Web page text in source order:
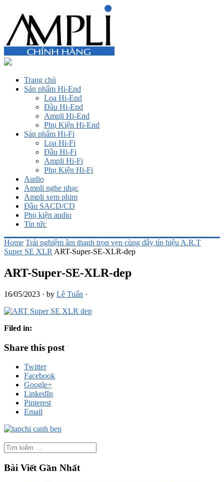
Trang chủ
Sản phẩm Hi-End
Loa Hi-End
Đầu Hi-End
Ampli Hi-End
Phụ Kiện Hi-End
Sản phẩm Hi-Fi
Loa Hi-Fi
Đầu Hi-Fi
Ampli Hi-Fi
Phụ Kiện Hi-Fi
Audio
Ampli nghe nhạc
Ampli xem phim
Đầu SACD/CD
Phụ kiện audio
Tin tức
Home Trải nghiệm âm thanh trọn vẹn cùng dây tín hiệu A.R.T
Super SE XLR ART-Super-SE-XLR-dep
ART-Super-SE-XLR-dep
16/05/2023 · by Lê Tuấn ·
Filed in:
Share this post
Twitter
Facebook
Google+
LinkedIn
Pinterest
Email
Bài Viết Gần Nhất